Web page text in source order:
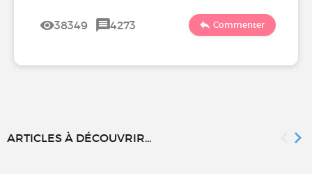
38349 4273 Commenter
ARTICLES À DÉCOUVRIR...